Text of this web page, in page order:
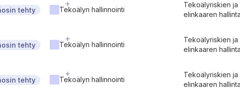
tehty Tekoälyn hallinnointi
Tekoälyriskien ja
elinkaaren hallinta
tehty Tekoälyn hallinnointi
Tekoälyriskien ja
elinkaaren hallinta
tehty Tekoälyn hallinnointi
Tekoälyriskien ja
elinkaaren hallinta